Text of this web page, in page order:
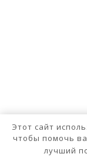
Этот сайт
чтобы помочь
лучший